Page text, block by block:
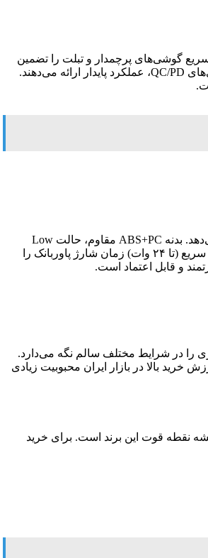
با توان خروجی تا ۵۰ وات (یا ۳۳ وات در مدل‌های رایج)، شارژ سریع گوشی‌های پرچمدار و تبلت را تضمین
می‌کند. بدنه آلیاژ آلومینیوم ضدآتش با پوشش UV، سه پورت برای شارژ همزمان و وزن حدود ۴۳۰ گرم، آن را مقاوم و قابل حمل کرده است. نشانگر LED و فناوری‌های QC/PD، عملکرد پایدار ارائه می‌دهند.
بهترین پاور بانک شیائومی ۳۰۰۰۰ برای نیازهای سنگین؛ با توان ۱۸ وات و سه پورت خروجی (دو USB و Type-C)، شارژ همزمان سه دستگاه را بدون مشکل انجام می‌دهد. بدنه ABS+PC مقاوم، حالت Low
Power برای گجت‌های کوچک مثل ساعت هوشمند و وزن حدود ۶۰۰-۷۰۰ گرم، versatility بالایی می‌دهد. ظرفیت واقعی آن گوشی را تا ۶-۷ بار شارژ می‌کند و ورودی سریع (تا ۲۴ وات) زمان شارژ پاوربانک را
و قابل اعتماد است.
۱۸-۲۲.۵ وات، ورودی سریع و حفاظت هوشمند، باتری را در شرایط مختلف سالم نگه می‌دارد.
بالا در بازار ایران محبوبیت زیادی
نقطه قوت این برند است. برای خرید